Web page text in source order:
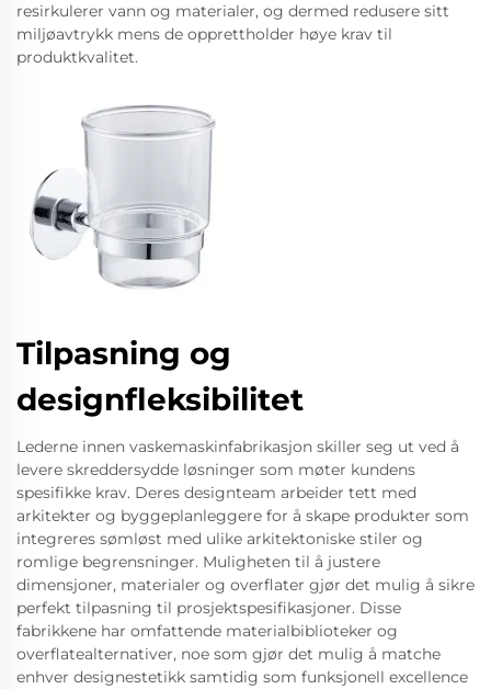
resirkulerer vann og materialer, og dermed redusere sitt
miljøavtrykk mens de opprettholder høye krav til
produktkvalitet.
Tilpasning og
designfleksibilitet
Lederne innen vaskemaskinfabrikasjon skiller seg ut ved å
levere skreddersydde løsninger som møter kundens
spesifikke krav. Deres designteam arbeider tett med
arkitekter og byggeplanleggere for å skape produkter som
integreres sømløst med ulike arkitektoniske stiler og
romlige begrensninger. Muligheten til å justere
dimensjoner, materialer og overflater gjør det mulig å sikre
perfekt tilpasning til prosjektspesifikasjoner. Disse
fabrikkene har omfattende materialbiblioteker og
overflatealternativer, noe som gjør det mulig å matche
enhver designestetikk samtidig som funksjonell excellence